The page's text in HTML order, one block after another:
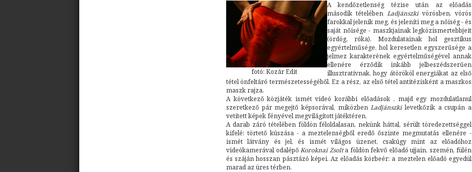
fotó: Kozár Edit
A kendőzetlenség tézise után az előadás
második tételében Ladjánszki vörösben, vörös
farokkal jelenik meg, és jeleníti meg a nőiség - és
saját nőisége - maszkjainak legközismertebbjeit
(ördög, róka). Mozdulatainak hol gesztikus
egyértelműsége, hol keresetlen egyszerűsége a
jelmez karakterének egyértelműségével annak
ellenére érződik inkább jelbeszédszerűen
illusztratívnak, hogy átörököl energiákat az első
tétel önfeltáró természetességéből. Ez a rész, az első tétel antitézisként a maszkos
maszk rajza.
A következő közjáték ismét videó korábbi előadások , majd egy mozdulatlanul
szeretkező pár megejtő képsorával, miközbenLadjánszkilevetkőzik a csupán a
vetített képek fényével megvilágított játéktéren.
A darab záró tételében földön féloldalasan, nekünk háttal, sérült töredezettséggel
kifelé: törtető kúszása - a meztelenségből eredő őszinte megmutatás ellenére -
ismét látvány és jel, és ismét világos üzenet, csakúgy mint az előadóhoz
videókamerával odalépőKoroknai Zsolta földön fekvő előadó ujjain, szemén, fülén
és száján hosszan pásztázó képei. Az előadás körbeér: a meztelen előadó egyedül
marad az üres térben.